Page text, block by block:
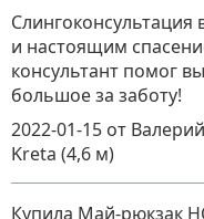
Слингоконсультация
и настоящим
консультант помог
большое за заботу!
2022-01-15 от
Kreta (4,6 м)
Купила Май-рюкзак